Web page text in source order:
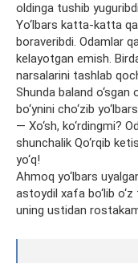
oldinga tushib
Yo‘lbars katta-katta
boraveribdi. Odamlar
kelayotgan emish.
narsalarini tashlab
Shunda baland o‘sgan
bo‘ynini cho‘zib
— Xo‘sh, ko‘rdingmi?
shunchalik Qo‘rqib
yo‘q!
Ahmoq yo‘lbars
astoydil xafa bo‘lib
uning ustidan